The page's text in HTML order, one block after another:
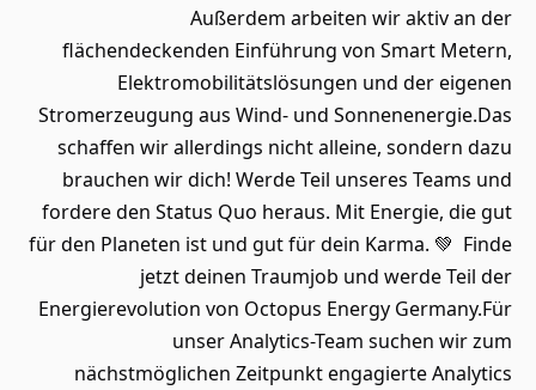
Außerdem arbeiten wir aktiv an der
flächendeckenden Einführung von Smart Metern,
Elektromobilitätslösungen und der eigenen
Stromerzeugung aus Wind- und Sonnenenergie.Das
schaffen wir allerdings nicht alleine, sondern dazu
brauchen wir dich! Werde Teil unseres Teams und
fordere den Status Quo heraus. Mit Energie, die gut
für den Planeten ist und gut für dein Karma. 💚 Finde
jetzt deinen Traumjob und werde Teil der
Energierevolution von Octopus Energy Germany.Für
unser Analytics-Team suchen wir zum
nächstmöglichen Zeitpunkt engagierte Analytics